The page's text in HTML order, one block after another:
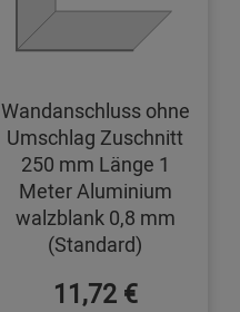
Wandanschluss ohne
Umschlag Zuschnitt
250 mm Länge 1
Meter Aluminium
walzblank 0,8 mm
(Standard)
11,72 €